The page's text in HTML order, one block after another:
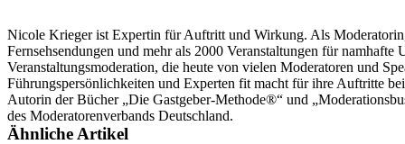
Nicole Krieger ist Expertin für Auftritt und Wirkung. Als
Fernsehsendungen und mehr als 2000 Veranstaltungen für
Veranstaltungsmoderation, die heute von vielen Moderatoren und
Führungspersönlichkeiten und Experten fit macht für ihre Auftritte
Autorin der Bücher „Die Gastgeber-Methode®“ und
des Moderatorenverbands Deutschland.
Ähnliche Artikel